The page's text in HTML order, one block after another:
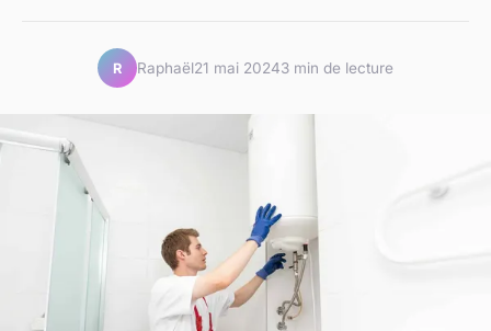
R Raphaël21 mai 20243 min de lecture